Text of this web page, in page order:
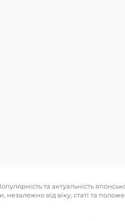
та актуальність
від віку, статі та